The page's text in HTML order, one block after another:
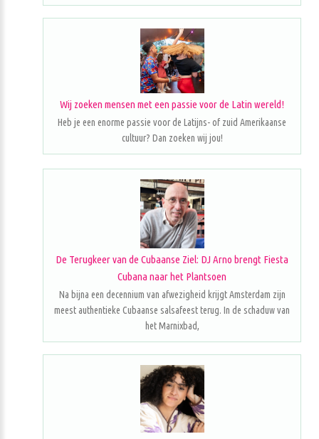
Wij zoeken mensen met een passie voor de Latin wereld!
Heb je een enorme passie voor de Latijns- of zuid Amerikaanse
cultuur? Dan zoeken wij jou!
De Terugkeer van de Cubaanse Ziel: DJ Arno brengt Fiesta
Cubana naar het Plantsoen
Na bijna een decennium van afwezigheid krijgt Amsterdam zijn
meest authentieke Cubaanse salsafeest terug. In de schaduw van
het Marnixbad,